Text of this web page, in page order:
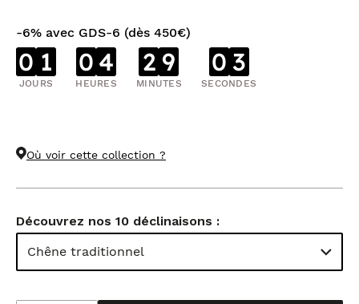
-6% avec GDS-6 (dès 450€)
0 1
JOURS
0 4
HEURES
2 9
MINUTES
0 3
SECONDES
Où voir cette collection ?
Découvrez nos 10 déclinaisons :
Chêne traditionnel